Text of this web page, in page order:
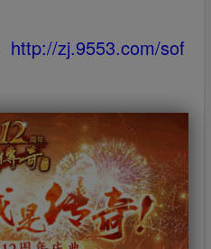
http://zj.9553.com/sof